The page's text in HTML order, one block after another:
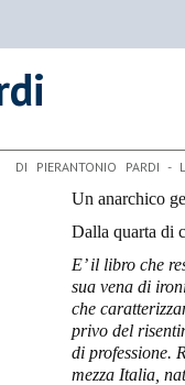
DI PIERANTONIO PARDI -
Un anarchico
Dalla quarta di
E’ il libro che
sua vena di
che
privo del
di professione.
mezza Italia,